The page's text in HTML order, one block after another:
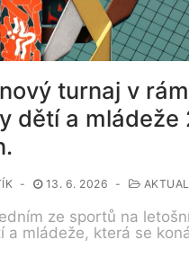
turnaj v
dětí a mládeže
- 13. 6. 2026 -
ze sportů na
a mládeže, která se